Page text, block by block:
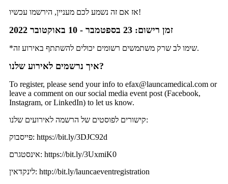
אז אם זה נשמע לכם מעניין, הירשמו עכשיו!
זמן רישום: 23 בספטמבר - 10 באוקטובר 2022
*שימו לב שרק משתמשים רשומים יכולים להשתתף באירוע זה.
איך נרשמים לאירוע שלנו?
To register, please send your info to efax@launcamedical.com or
leave a comment on our social media event post (Facebook,
Instagram, or LinkedIn) to let us know.
קישורים לפוסטים של הרשמה לאירועים שלנו:
פייסבוק: https://bit.ly/3DJC92d
אינסטגרם: https://bit.ly/3UxmiK0
לינקדאין: http://bit.ly/launcaeventregistration